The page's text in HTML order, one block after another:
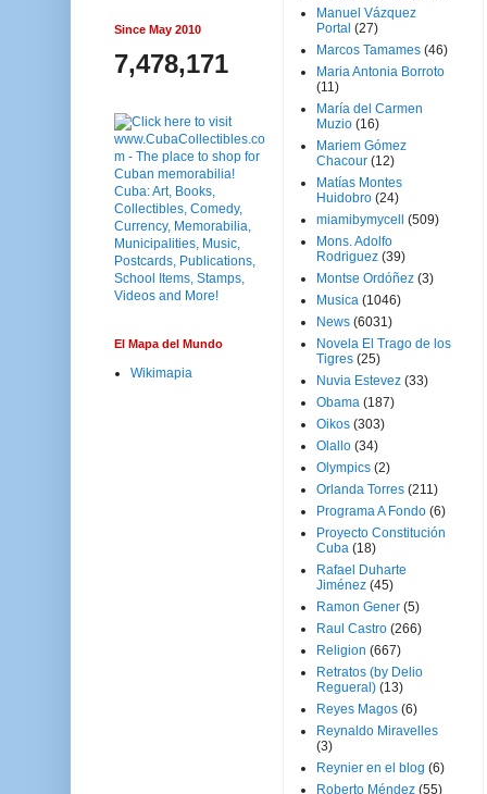
Since May 2010
7,478,171
El Mapa del Mundo
Wikimapia
Manuel Vázquez
Portal (27)
Marcos Tamames (46)
Maria Antonia Borroto
(11)
María del Carmen
Muzio (16)
Mariem Gómez
Chacour (12)
Matías Montes
Huidobro (24)
miamibymycell
(509)
Mons. Adolfo
Rodriguez (39)
Montse Ordóñez (3)
Musica (1046)
News (6031)
Novela El Trago de los
Tigres (25)
Nuvia Estevez (33)
Obama (187)
Oikos (303)
Olallo (34)
Olympics (2)
Orlanda Torres (211)
Programa A Fondo (6)
Proyecto Constitución
Cuba (18)
Rafael Duharte
Jiménez (45)
Ramon Gener (5)
Raul Castro (266)
Religion (667)
Retratos (by Delio
Regueral) (13)
Reyes Magos (6)
Reynaldo Miravelles
(3)
Reynier en el blog (6)
Roberto Méndez (55)